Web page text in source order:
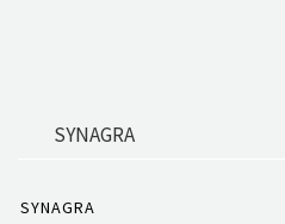
SYNAGRA
SYNAGRA